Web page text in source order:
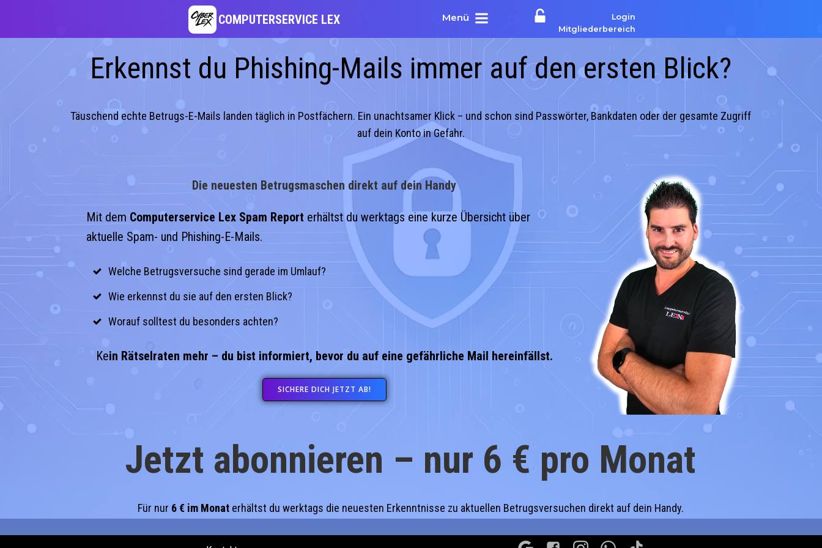
Inhalt
COMPUTERSERVICE LEX Menü
Login
Mitgliederbereich
Erkennst du Phishing-Mails immer auf den ersten Blick?
Täuschend echte Betrugs-E-Mails landen täglich in Postfächern. Ein unachtsamer Klick – und schon sind Passwörter, Bankdaten oder der gesamte Zugriff
auf dein Konto in Gefahr.
Die neuesten Betrugsmaschen direkt auf dein Handy
Mit dem Computerservice Lex Spam Report erhältst du werktags eine kurze Übersicht über
aktuelle Spam- und Phishing-E-Mails.
Welche Betrugsversuche sind gerade im Umlauf?
Wie erkennst du sie auf den ersten Blick?
Worauf solltest du besonders achten?
Kein Rätselraten mehr – du bist informiert, bevor du auf eine gefährliche Mail hereinfällst.
SICHERE DICH JETZT AB!
Jetzt abonnieren – nur 6 € pro Monat
Für nur 6 € im Monat erhältst du werktags die neuesten Erkenntnisse zu aktuellen Betrugsversuchen direkt auf dein Handy.